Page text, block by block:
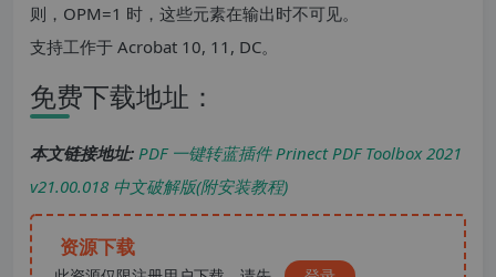
则，OPM=1 时，这些元素在输出时不可见。
支持工作于 Acrobat 10, 11, DC。
免费下载地址：
本文链接地址: PDF 一键转蓝插件 Prinect PDF Toolbox 2021
v21.00.018 中文破解版(附安装教程)
资源下载